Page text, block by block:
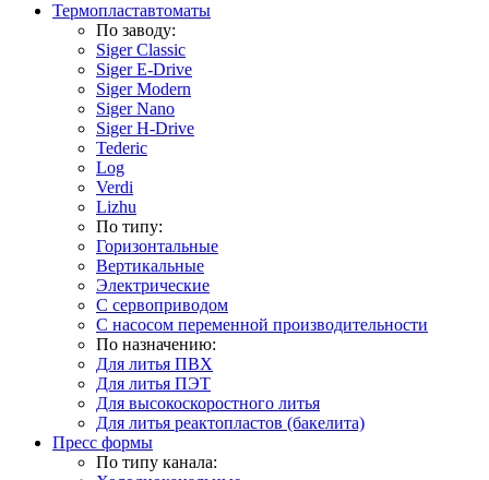
Термопластавтоматы
По заводу:
Siger Classic
Siger E-Drive
Siger Modern
Siger Nano
Siger H-Drive
Tederic
Log
Verdi
Lizhu
По типу:
Горизонтальные
Вертикальные
Электрические
С сервоприводом
С насосом переменной производительности
По назначению:
Для литья ПВХ
Для литья ПЭТ
Для высокоскоростного литья
Для литья реактопластов (бакелита)
Пресс формы
По типу канала: